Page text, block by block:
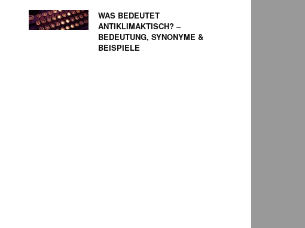
WAS BEDEUTET
ANTIKLIMAKTISCH? –
BEDEUTUNG, SYNONYME &
BEISPIELE